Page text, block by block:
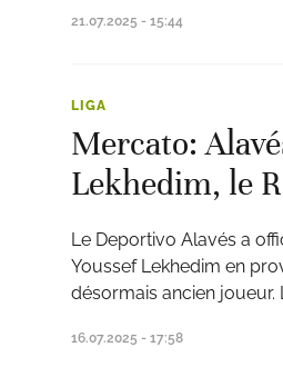
21.07.2025 - 15:44
LIGA
Mercato:
Lekhedim, le
Le Deportivo Alavés a
Youssef Lekhedim en
désormais ancien joueur.
16.07.2025 - 17:58